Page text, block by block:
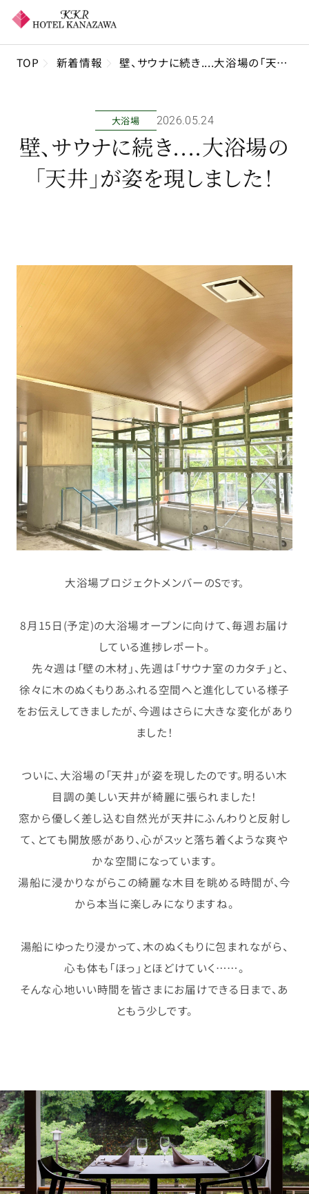
TOP 新着情報 壁、サウナに続き....大浴場の「天井」が姿を現しました！
壁、サウナに続き....大浴場の
「天井」が姿を現しました！
2026年05月24日
大浴場
大浴場プロジェクトメンバーのSです。
8月15日(予定)の大浴場オープンに向けて、毎週お届け
している進捗レポート。
先々週は「壁の木材」、先週は「サウナ室のカタチ」と、
徐々に木のぬくもりあふれる空間へと進化している様子
をお伝えしてきましたが、今週はさらに大きな変化があり
ました！
ついに、大浴場の「天井」が姿を現したのです。明るい木
目調の美しい天井が綺麗に張られました！
窓から優しく差し込む自然光が天井にふんわりと反射し
て、とても開放感があり、心がスッと落ち着くような爽や
かな空間になっています。
湯船に浸かりながらこの綺麗な木目を眺める時間が、今
から本当に楽しみになりますね。
湯船にゆったり浸かって、木のぬくもりに包まれながら、
心も体も「ほっ」とほどけていく……。
そんな心地いい時間を皆さまにお届けできる日まで、あ
ともう少しです。